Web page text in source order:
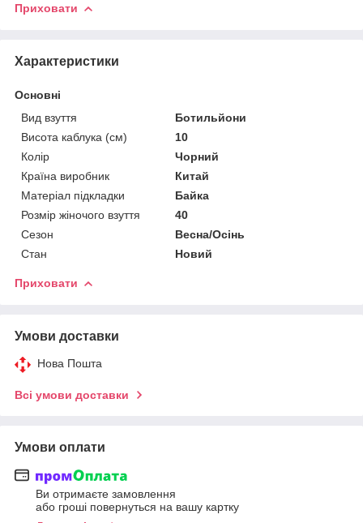
Приховати
Характеристики
Основні
Вид взуття
Ботильйони
Висота каблука (см)
10
Колір
Чорний
Країна виробник
Китай
Матеріал підкладки
Байка
Розмір жіночого взуття
40
Сезон
Весна/Осінь
Стан
Новий
Приховати
Умови доставки
Нова Пошта
Всі умови доставки
Умови оплати
Ви отримаєте замовлення
або гроші повернуться на вашу картку